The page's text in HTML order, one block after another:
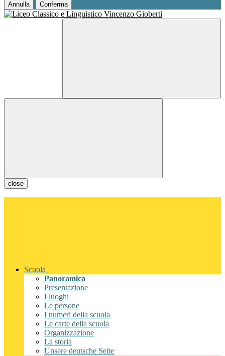
Annulla Conferma
close
Scuola
Panoramica
Presentazione
I luoghi
Le persone
I numeri della scuola
Le carte della scuola
Organizzazione
La storia
Unsere deutsche Seite